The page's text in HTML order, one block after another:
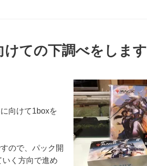
けての下調べをします
向けて1boxを
ので、パック開
く方向で進め